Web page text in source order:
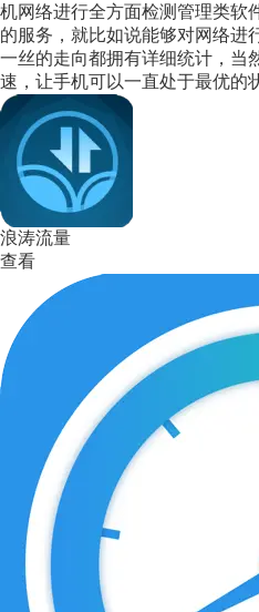
机网络进行全方面检测管理类软
的服务，就比如说能够对网络进
一丝的走向都拥有详细统计，当
速，让手机可以一直处于最优的
浪涛流量
查看